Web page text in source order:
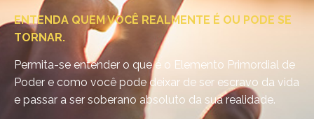
ENTENDA QUEM VOCÊ REALMENTE É OU PODE SE
TORNAR.
Permita-se entender o que é o Elemento Primordial de
Poder e como você pode deixar de ser escravo da vida
e passar a ser soberano absoluto da sua realidade.